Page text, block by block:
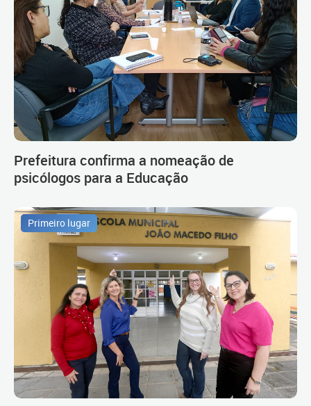
Prefeitura confirma a nomeação de
psicólogos para a Educação
Primeiro lugar